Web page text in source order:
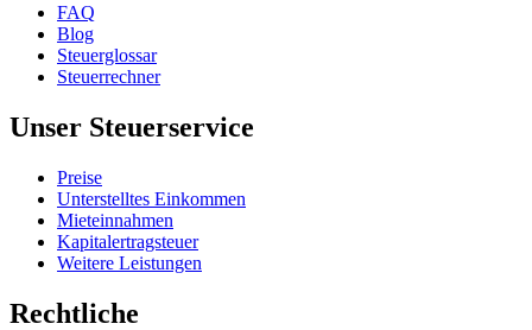
FAQ
Blog
Steuerglossar
Steuerrechner
Unser Steuerservice
Preise
Unterstelltes Einkommen
Mieteinnahmen
Kapitalertragsteuer
Weitere Leistungen
Rechtliche